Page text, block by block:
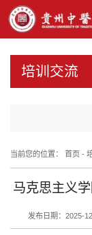
培训交流
当前您的位置： 首页 -
马克思主义
发布日期：2025-